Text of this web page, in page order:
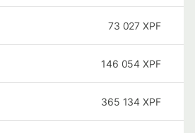
73 027 XPF
146 054 XPF
365 134 XPF